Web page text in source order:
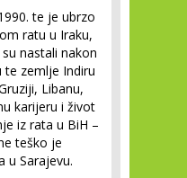
te je ubrzo
ratu u Iraku,
nastali nakon
zemlje Indiru
Libanu,
karijeru i život
iz rata u BiH –
teško je
u Sarajevu.